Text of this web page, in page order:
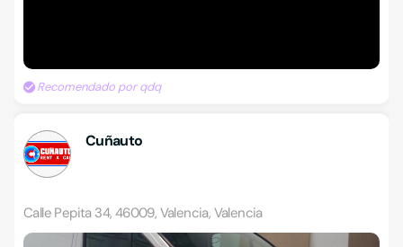
Recomendado por qdq
Cuñauto
Calle Pepita 34, 46009, Valencia, Valencia